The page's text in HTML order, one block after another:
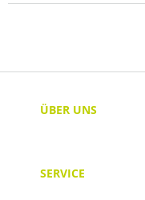
ÜBER UNS
SERVICE